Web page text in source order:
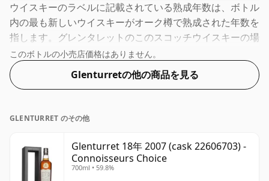
ウイスキーのラベルに記載されている熟成年数は、ボトル
内の最も新しいウイスキーがオーク樽で熟成された年数を
指します。グレンタレットのこのスコッチウイスキーの場
合は18年です。 50％という飲みやすい濃度で瓶詰めされ
たこのウイスキーは、70clのボトルに入っています。
このボトルの小売店価格はありません。
Glenturretの他の商品を見る
GLENTURRET のその他
Glenturret 18年 2007 (cask 22606703) -
Connoisseurs Choice
700ml • 59.8%